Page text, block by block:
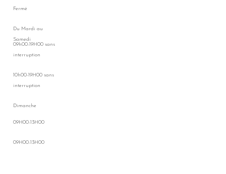
Fermé
Du Mardi au
Samedi
09h00-19H00 sans
interruption
10h00-19H00 sans
interruption
Dimanche
09H00-13H00
09H00-13H00